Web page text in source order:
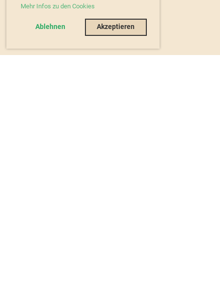
Mehr Infos zu den Cookies
Ablehnen Akzeptieren